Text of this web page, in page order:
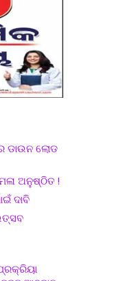
ଡାଉନ ଲୋଡ
ଅନୁଷ୍ଠିତ !
ଦାବି